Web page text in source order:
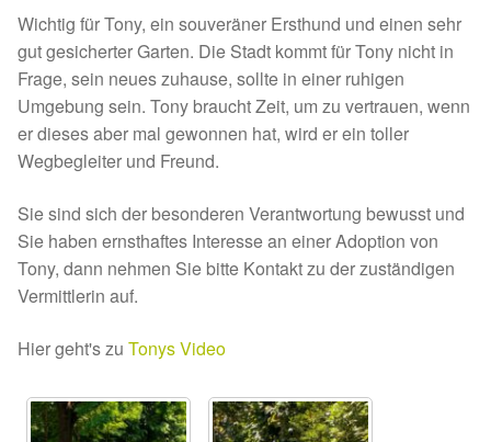
Mittelmeerkrankheiten
Leishmaniose
Qualzucht bei Hunden
Sonderfarben bei Hunden
Zwingerhusten
Info Broschüre – SALVA Hundehilfe e.V.
Wichtig für Tony, ein souveräner Ersthund und einen sehr
gut gesicherter Garten. Die Stadt kommt für Tony nicht in
Frage, sein neues zuhause, sollte in einer ruhigen
Umgebung sein. Tony braucht Zeit, um zu vertrauen, wenn
er dieses aber mal gewonnen hat, wird er ein toller
Wegbegleiter und Freund.
Sie sind sich der besonderen Verantwortung bewusst und
Sie haben ernsthaftes Interesse an einer Adoption von
Tony, dann nehmen Sie bitte Kontakt zu der zuständigen
Vermittlerin auf.
Hier geht's zu Tonys Video